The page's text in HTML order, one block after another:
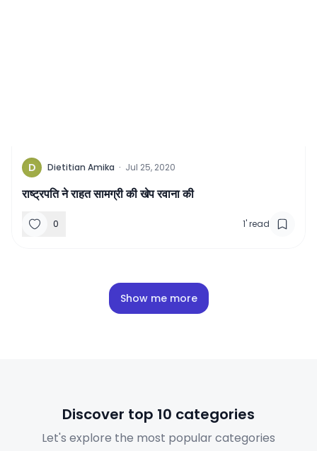
D Dietitian Amika · Jul 25, 2020
राष्ट्रपति ने राहत सामग्री की खेप रवाना की
0 1'read
Show me more
Discover top 10 categories
Let's explore the most popular categories